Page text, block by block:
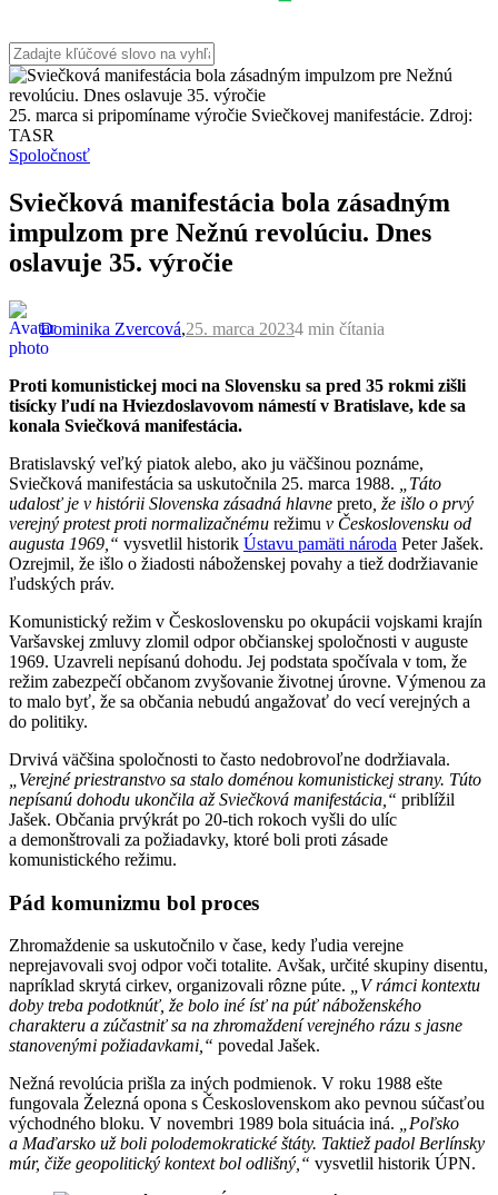
25. marca si pripomíname výročie Sviečkovej manifestácie. Zdroj:
TASR
Spoločnosť
Sviečková manifestácia bola zásadným
impulzom pre Nežnú revolúciu. Dnes
oslavuje 35. výročie
Dominika Zvercová,25. marca 20234 min čítania
Proti komunistickej moci na Slovensku sa pred 35 rokmi zišli
tisícky ľudí na Hviezdoslavovom námestí v Bratislave, kde sa
konala Sviečková manifestácia.
Bratislavský veľký piatok alebo, ako ju väčšinou poznáme,
Sviečková manifestácia sa uskutočnila 25. marca 1988.
„Táto
udalosť je v histórii Slovenska zásadná hlavne preto , že išlo o prvý
verejný protest proti normalizačnému režimu v Československu od
augusta 1969,“ vysvetlil historik Ústavu pamäti národa Peter Jašek.
Ozrejmil, že išlo o žiadosti náboženskej povahy a tiež dodržiavanie
ľudských práv.
Komunistický režim v Československu po okupácii vojskami krajín
Varšavskej zmluvy zlomil odpor občianskej spoločnosti v auguste
1969. Uzavreli nepísanú dohodu. Jej podstata spočívala v tom, že
režim zabezpečí občanom zvyšovanie životnej úrovne. Výmenou za
to malo byť, že sa občania nebudú angažovať do vecí verejných a
do politiky.
Drvivá väčšina spoločnosti to často nedobrovoľne dodržiavala.
„Verejné priestranstvo sa stalo doménou komunistickej strany. Túto
nepísanú dohodu ukončila až Sviečková manifestácia,“ priblížil
Jašek. Občania prvýkrát po 20-tich rokoch vyšli do ulíc
a demonštrovali za požiadavky, ktoré boli proti zásade
komunistického režimu.
Pád komunizmu bol proces
Zhromaždenie sa uskutočnilo v čase, kedy ľudia verejne
neprejavovali svoj odpor voči totalite. Avšak, určité skupiny disentu,
napríklad skrytá cirkev, organizovali rôzne púte.
V rámci kontextu
doby treba podotknúť, že bolo iné ísť na púť náboženského
charakteru a zúčastniť sa na zhromaždení verejného rázu s jasne
stanovenými požiadavkami, “ povedal Jašek.
Nežná revolúcia prišla za iných podmienok. V roku 1988 ešte
fungovala Železná opona s Československom ako pevnou súčasťou
východného bloku. V novembri 1989 bola situácia iná.
„Poľsko
a Maďarsko už boli polodemokratické štáty. Taktiež padol Berlínsky
múr, čiže geopolitický kontext bol odlišný,“ vysvetlil historik ÚPN.